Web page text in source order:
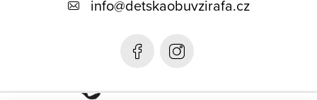
info@detskaobuvzirafa.cz